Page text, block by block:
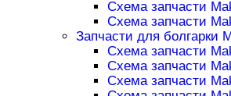
Схема запчасти
Схема запчасти
Запчасти для болгарки
Схема запчасти
Схема запчасти
Схема запчасти